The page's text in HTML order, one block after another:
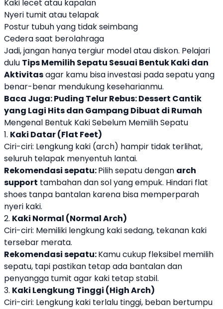
Kaki lecet atau kapalan
Nyeri tumit atau telapak
Postur tubuh yang tidak seimbang
Cedera saat berolahraga
Jadi, jangan hanya tergiur model atau diskon. Pelajari
dulu Tips Memilih Sepatu Sesuai Bentuk Kaki dan
Aktivitasagar kamu bisa investasi pada sepatu yang
benar-benar mendukung keseharianmu.
Baca Juga:Puding Telur Rebus: Dessert Cantik
yang Lagi Hits dan Gampang Dibuat di Rumah
Mengenal Bentuk Kaki Sebelum Memilih Sepatu
1. Kaki Datar (Flat Feet)
Ciri-ciri: Lengkung kaki (arch) hampir tidak terlihat,
seluruh telapak menyentuh lantai.
Rekomendasi sepatu:Pilih sepatu dengan arch
support tambahan dan sol yang empuk. Hindari flat
shoes tanpa bantalan karena bisa memperparah
nyeri kaki.
2. Kaki Normal (Normal Arch)
Ciri-ciri: Memiliki lengkung kaki sedang, tekanan kaki
tersebar merata.
Rekomendasi sepatu:Kamu cukup fleksibel memilih
sepatu, tapi pastikan tetap ada bantalan dan
penyangga tumit agar kaki tetap stabil.
3. Kaki Lengkung Tinggi (High Arch)
Ciri-ciri: Lengkung kaki terlalu tinggi, beban bertumpu